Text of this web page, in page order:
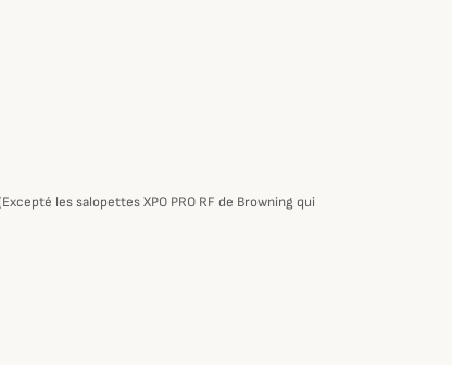
les salopettes XPO PRO RF de Browning qui